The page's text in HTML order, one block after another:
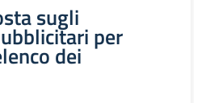
sugli
per
dei